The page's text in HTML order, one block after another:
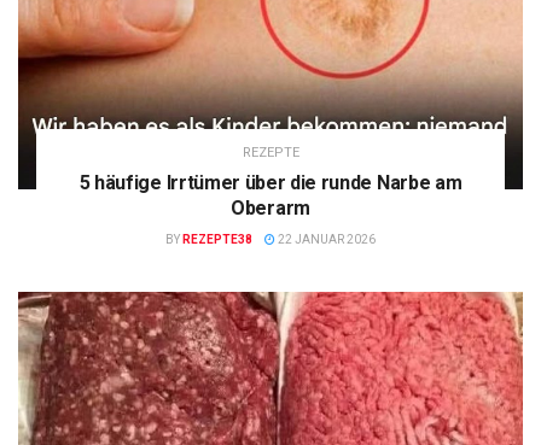
REZEPTE
5 häufige Irrtümer über die runde Narbe am
Oberarm
BY REZEPTE38 22 JANUAR 2026